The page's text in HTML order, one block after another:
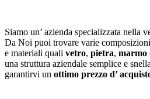
Siamo un’ azienda specializzata nella
Da Noi puoi trovare varie
e materiali quali vetro, pietra, marmo
una struttura aziendale semplice e
garantirvi un ottimo prezzo d’